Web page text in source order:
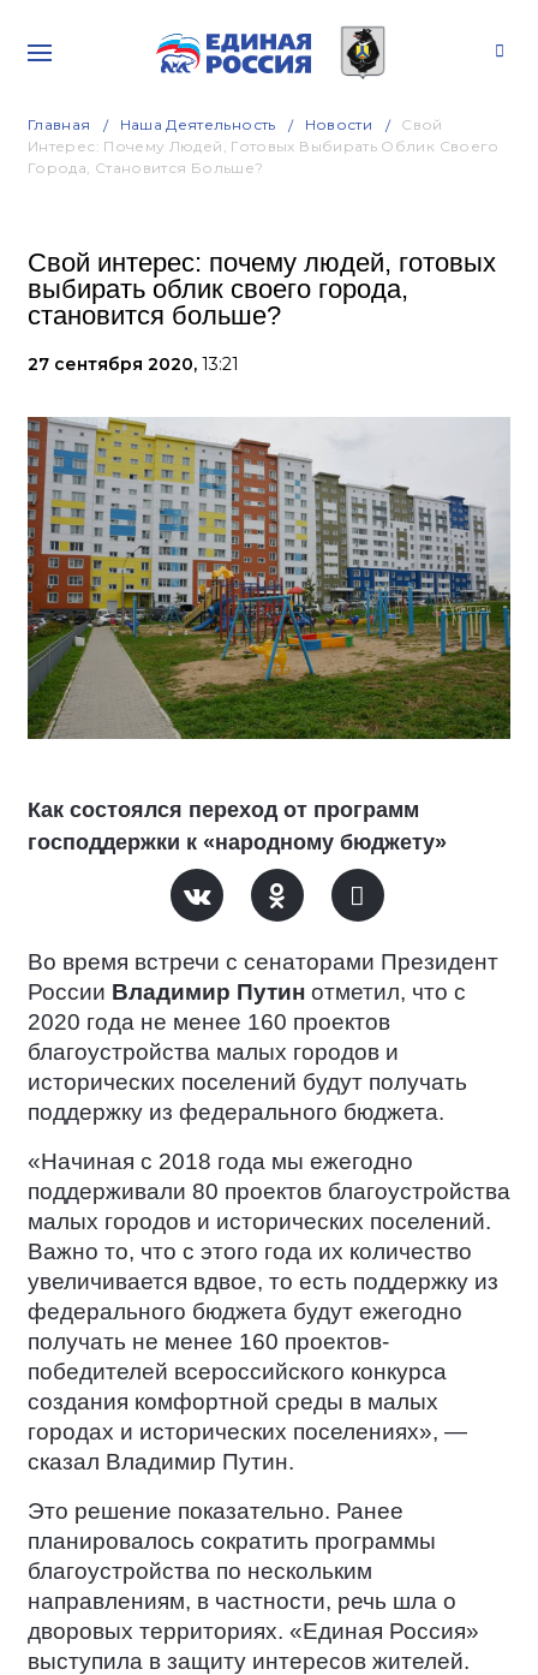
Главная Наша Деятельность Новости
Свой
Интерес: Почему Людей, Готовых Выбирать Облик Своего
Города, Становится Больше?
Свой интерес: почему людей, готовых
выбирать облик своего города,
становится больше?
27 сентября 2020, 13:21
Как состоялся переход от программ
господдержки к «народному бюджету»
Во время встречи с сенаторами Президент
России Владимир Путин отметил, что с
2020 года не менее 160 проектов
благоустройства малых городов и
исторических поселений будут получать
поддержку из федерального бюджета.
«Начиная с 2018 года мы ежегодно
поддерживали 80 проектов благоустройства
малых городов и исторических поселений.
Важно то, что с этого года их количество
увеличивается вдвое, то есть поддержку из
федерального бюджета будут ежегодно
получать не менее 160 проектов-
победителей всероссийского конкурса
создания комфортной среды в малых
городах и исторических поселениях», —
сказал Владимир Путин.
Это решение показательно. Ранее
планировалось сократить программы
благоустройства по нескольким
направлениям, в частности, речь шла о
дворовых территориях. «Единая Россия»
выступила в защиту интересов жителей.